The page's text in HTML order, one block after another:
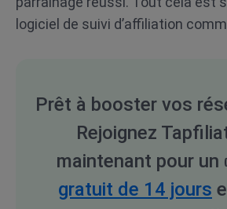
logiciel de suivi d’affiliation
Prêt à booster vos
Rejoignez
maintenant pour un
gratuit de 14 jours